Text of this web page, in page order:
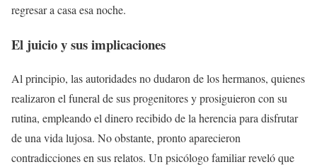
regresar a casa esa noche.
El juicio y sus implicaciones
Al principio, las autoridades no dudaron de los hermanos, quienes
realizaron el funeral de sus progenitores y prosiguieron con su
rutina, empleando el dinero recibido de la herencia para disfrutar
de una vida lujosa. No obstante, pronto aparecieron
contradicciones en sus relatos. Un psicólogo familiar reveló que